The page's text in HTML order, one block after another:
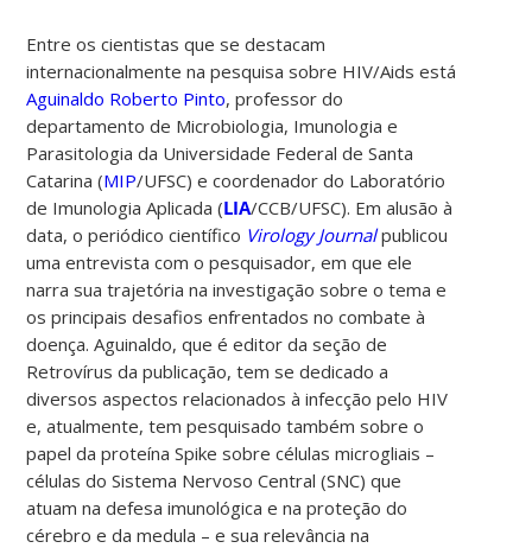
Entre os cientistas que se destacam
internacionalmente na pesquisa sobre HIV/Aids está
Aguinaldo Roberto Pinto, professor do
departamento de Microbiologia, Imunologia e
Parasitologiada Universidade Federal de Santa
Catarina (MIP/UFSC) e coordenador do Laboratório
de Imunologia Aplicada (LIA/CCB/UFSC). Em alusão à
data, o periódico científico Virology Journalpublicou
uma entrevista com o pesquisador, em que ele
narra sua trajetória na investigação sobre o tema e
os principais desafios enfrentados no combate à
doença. Aguinaldo, que é editor da seção de
Retrovírusda publicação,tem se dedicado a
diversos aspectos relacionados à infecção pelo HIV
e, atualmente, tem pesquisado também sobre o
papel da proteína Spike sobre células microgliais –
células do Sistema Nervoso Central (SNC) que
atuam na defesa imunológica e na proteção do
cérebro e da medula – e sua relevância na